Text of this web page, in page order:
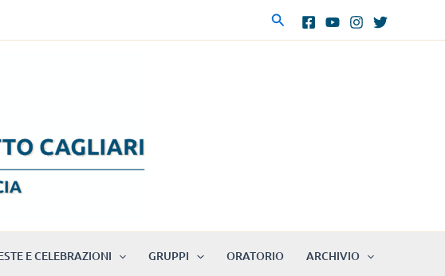
Cerca
E CELEBRAZIONI GRUPPI ORATORIO ARCHIVIO